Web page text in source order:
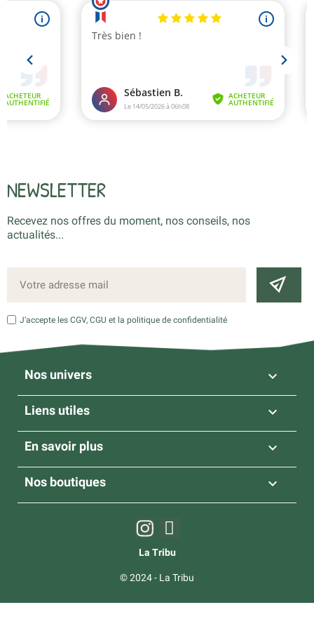
NEWSLETTER
Recevez nos offres du moment, nos conseils, nos
actualités...
J’accepte les CGV, CGU et la politique de confidentialité
Nos univers 
Liens utiles 
En savoir plus 
Nos boutiques 
La Tribu
© 2024 - La Tribu